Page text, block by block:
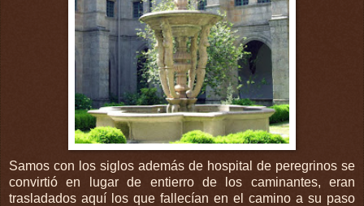
Samos con los siglos además de hospital de peregrinos se
convirtió en lugar de entierro de los caminantes, eran
trasladados aquí los que fallecían en el camino a su paso